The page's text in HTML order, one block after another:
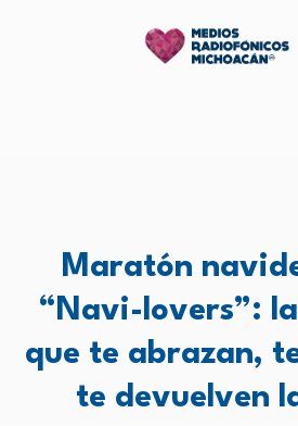
Maratón
“Navi-lovers”:
que te abrazan,
te devuelven